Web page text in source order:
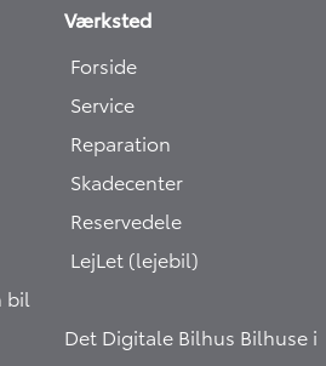
bil
Værksted
Forside
Service
Reparation
Skadecenter
Reservedele
LejLet (lejebil)
Det Digitale Bilhus Bilhuse i